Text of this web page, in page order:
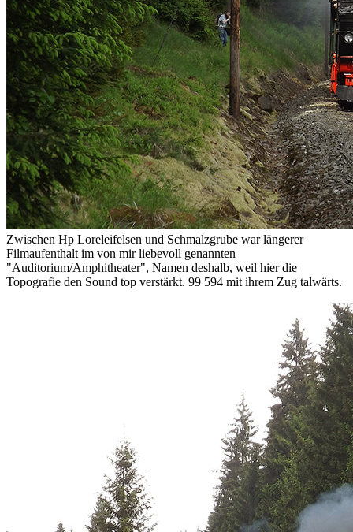
Zwischen Hp Loreleifelsen und Schmalzgrube war längerer
Filmaufenthalt im von mir liebevoll genannten
"Auditorium/Amphitheater", Namen deshalb, weil hier die
Topografie den Sound top verstärkt. 99 594 mit ihrem Zug talwärts.